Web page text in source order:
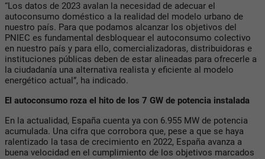
“Los datos de 2023 avalan la necesidad de adecuar el
autoconsumo doméstico a la realidad del modelo urbano de
nuestro país. Para que podamos alcanzar los objetivos del
PNIEC es fundamental desbloquear el autoconsumo colectivo
en nuestro país y para ello, comercializadoras, distribuidoras e
instituciones públicas deben de estar alineadas para ofrecerle a
la ciudadanía una alternativa realista y eficiente al modelo
energético actual”, ha indicado.
El autoconsumo roza el hito de los 7 GW de potencia instalada
En la actualidad, España cuenta ya con 6.955 MW de potencia
acumulada. Una cifra que corrobora que, pese a que se haya
ralentizado la tasa de crecimiento en 2022, España avanza a
buena velocidad en el cumplimiento de los objetivos marcados